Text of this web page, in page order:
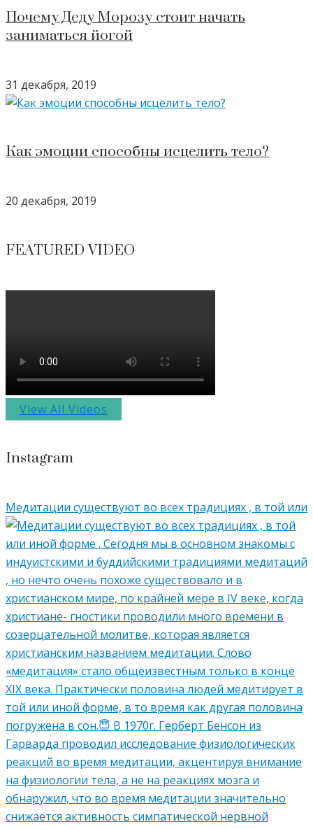
Почему Деду Морозу стоит начать
заниматься йогой
31 декабря, 2019
Как эмоции способны исцелить тело?
20 декабря, 2019
FEATURED VIDEO
View All Videos
Instagram
Медитации существуют во всех традициях , в той или